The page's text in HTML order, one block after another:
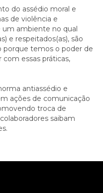
do assédio moral e
de violência e
um ambiente no qual
e respeitados(as), são
porque temos o poder de
com essas práticas,
antiassédio e
ações de comunicação
troca de
saibam